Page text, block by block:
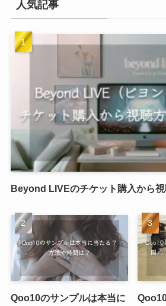
人気記事
Beyond LIVEのチケット購入から
Qoo10のサンプルは本当に